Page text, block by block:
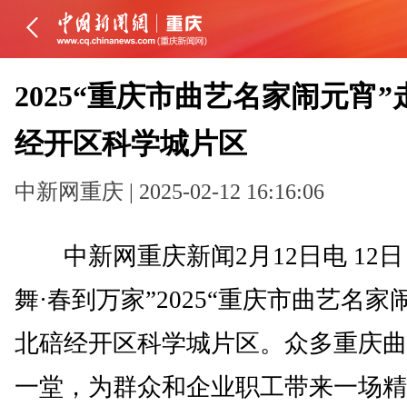
2025“重庆市曲艺名家闹元宵”
经开区科学城片区
中新网重庆 | 2025-02-12 16:16:06
中新网重庆新闻2月12日电 12日
舞·春到万家”2025“重庆市曲艺名家
北碚经开区科学城片区。众多重庆
一堂，为群众和企业职工带来一场